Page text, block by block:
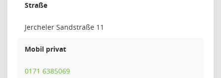
Straße
Jercheler Sandstraße 11
Mobil privat
0171 6385069